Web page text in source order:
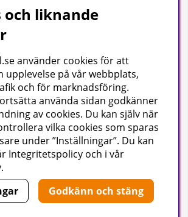
/ hitta till oss
tävlingar och mycket mer
och liknande
använder cookies för att
på vår webbplats,
och för marknadsföring.
använda sidan godkänner
av cookies. Du kan själv när
vilka cookies som sparas
under ”Inställningar”. Du kan
Integritetspolicy och i vår
.
Godkänn och stäng